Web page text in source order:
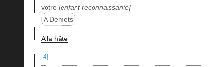
votre enfant reconnaissante
A Demets
A la hâte
[4]